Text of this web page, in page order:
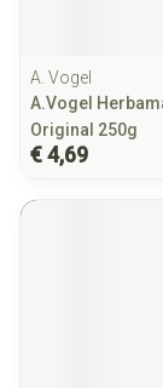
A. Vogel
A.Vogel
Original 250g
€ 4,69